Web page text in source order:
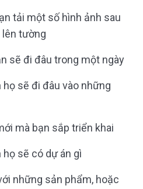
tải một số hình ảnh sau
lên tường
sẽ đi đâu trong một ngày
họ sẽ đi đâu vào những
mà bạn sắp triển khai
họ sẽ có dự án gì
những sản phẩm, hoặc